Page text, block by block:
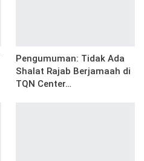
Pengumuman: Tidak Ada
Shalat Rajab Berjamaah di
TQN Center…